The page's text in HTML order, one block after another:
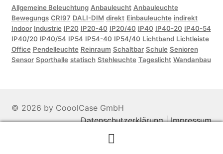
Allgemeine Beleuchtung Anbauleucht Anbauleuchte
Bewegungs CRI97 DALI-DIM direkt Einbauleuchte indirekt
Indoor Industrie IP20 IP20-40 IP20/40 IP40 IP40-20 IP40-54
IP40/20 IP40/54 IP54 IP54-40 IP54/40 Lichtband Lichtleiste
Office Pendelleuchte Reinraum Schaltbar Schule Senioren
Sensor Sporthalle statisch Stehleuchte Tageslicht Wandanbau
© 2026 by CooolCase GmbH
Datenschutzerklärung|Impressum